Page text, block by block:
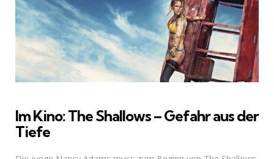
Im Kino: The Shallows – Gefahr aus der
Tiefe